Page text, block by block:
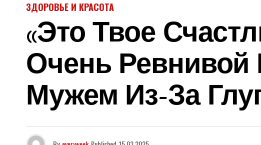
ЗДОРОВЬЕ И КРАСОТА
«Это Твое
Очень
Мужем Из-За